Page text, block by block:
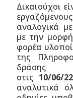
Δικαιούχοι
αναλογικά
με την μορφή
φορέα
της
δράσης
στις 10/06/
αναλυτικά